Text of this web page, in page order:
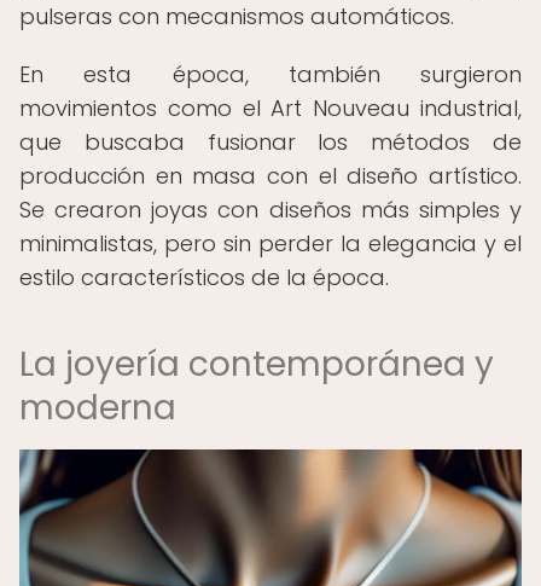
pulseras con mecanismos automáticos.
En esta época, también surgieron
movimientos como el Art Nouveau industrial,
que buscaba fusionar los métodos de
producción en masa con el diseño artístico.
Se crearon joyas con diseños más simples y
minimalistas, pero sin perder la elegancia y el
estilo característicos de la época.
La joyería contemporánea y
moderna